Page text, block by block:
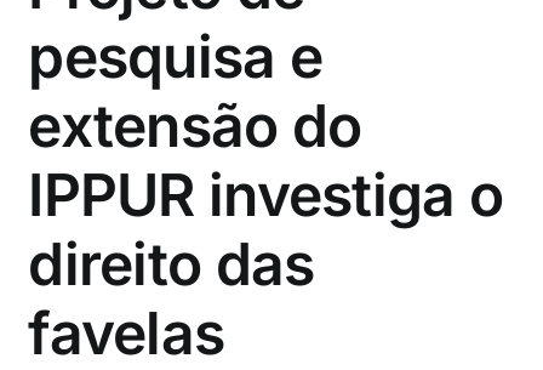
pesquisa e
extensão do
IPPUR investiga o
direito das
favelas